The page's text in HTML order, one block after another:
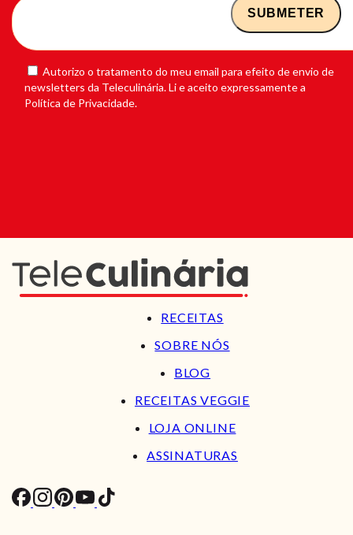
Autorizo o tratamento do meu email para efeito de envio de
newsletters da Teleculinária. Li e aceito expressamente a
Política de Privacidade.
RECEITAS
SOBRE NÓS
BLOG
RECEITAS VEGGIE
LOJA ONLINE
ASSINATURAS